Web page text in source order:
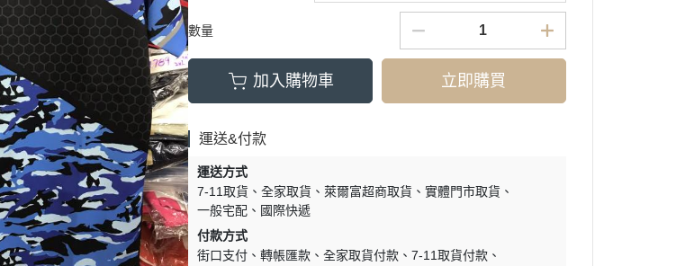
數量
加入購物車 立即購買
運送&付款
運送方式
7-11取貨
全家取貨 萊爾富超商取貨
實體門市取貨
一般宅配
國際快遞
付款方式
街口支付
轉帳匯款 全家取貨付款
7-11取貨付款